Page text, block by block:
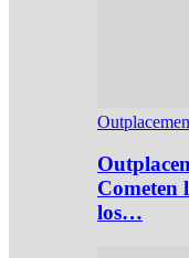
Cometen
los…